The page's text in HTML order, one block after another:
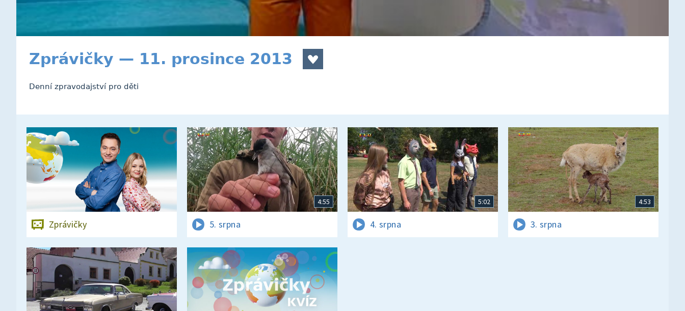
Zprávičky — 11. prosince 2013
Denní zpravodajství pro děti
Zprávičky
4:55
5. srpna
5:02
4. srpna
4:53
3. srpna